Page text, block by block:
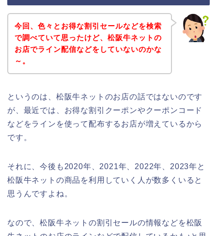
今回、色々とお得な割引セールなどを検索
で調べていて思ったけど、松阪牛ネットの
お店でライン配信などをしていないのかな
～。
というのは、松阪牛ネットのお店の話ではないのです
が、最近では、お得な割引クーポンやクーポンコード
などをラインを使って配布するお店が増えているから
です。
それに、今後も2020年、2021年、2022年、2023年と
松阪牛ネットの商品を利用していく人が数多くいると
思うんですよね。
なので、松阪牛ネットの割引セールの情報などを松阪